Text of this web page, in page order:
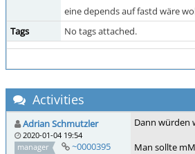
eine depends auf fastd wäre
Tags
No tags attached.
Activities
Adrian Schmutzler
2020-01-04 19:54
manager
~0000395
Dann würden
Man sollte